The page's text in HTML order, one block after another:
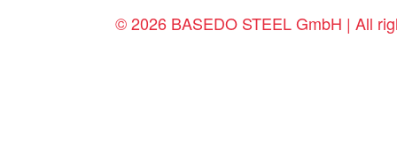
© 2026 BASEDO STEEL GmbH | All